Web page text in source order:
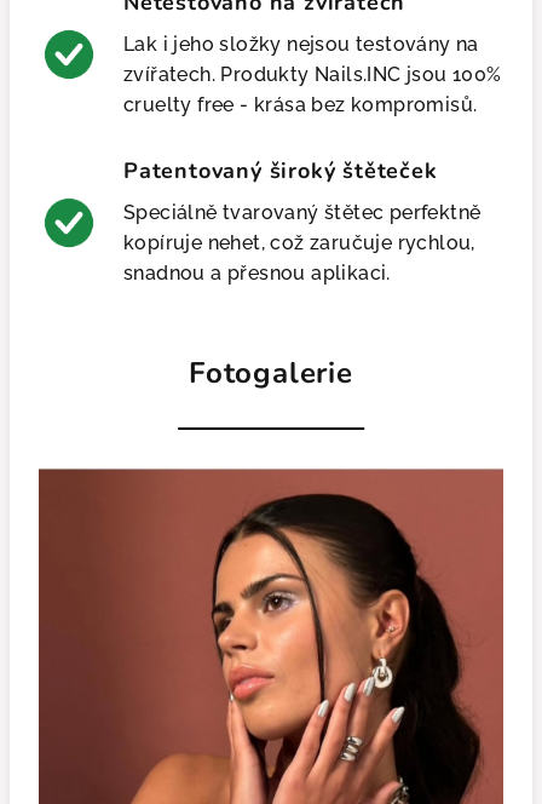
Lak i jeho složky nejsou testovány na
zvířatech. Produkty Nails.INC jsou 100%
cruelty free - krása bez kompromisů.
Patentovaný široký štěteček
Speciálně tvarovaný štětec perfektně
kopíruje nehet, což zaručuje rychlou,
snadnou a přesnou aplikaci.
Fotogalerie